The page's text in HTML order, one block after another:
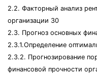
2.2. Факторный анализ
организации 30
2.3. Прогноз основных
2.3.1.Определение
2.3.2. Прогнозирование
финансовой прочности